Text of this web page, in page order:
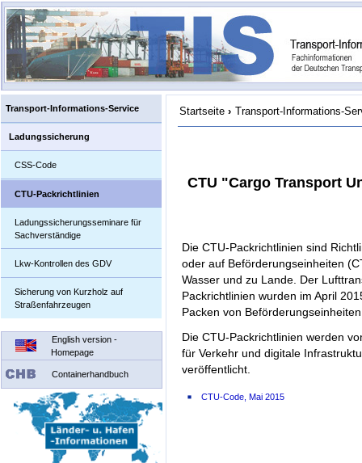
Transport-Informations-Service
Ladungssicherung
CSS-Code
CTU-Packrichtlinien
Ladungssicherungsseminare für
Sachverständige
Lkw-Kontrollen des GDV
Sicherung von Kurzholz auf
Straßenfahrzeugen
English version -
Homepage
Containerhandbuch
Startseite › Transport-Informations-
CTU "Cargo Transport
Die CTU-Packrichtlinien sind
oder auf Beförderungseinheiten
Wasser und zu Lande. Der
Packrichtlinien wurden im April
Packen von
Die CTU-Packrichtlinien werden
für Verkehr und digitale
veröffentlicht.
CTU-Code, Mai 2015